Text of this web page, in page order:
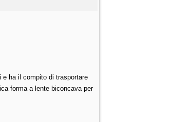
e ha il compito di trasportare
forma a lente biconcava per